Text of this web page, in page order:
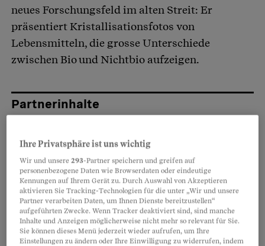
neues Forschungsfeld im alten Streit: Er
präsentiert Kristallisationsfotos von
Lebensmitteln, die grosse Unterschiede
zwischen Bio und Nichtbio aufzeigen.
Partnerinhalte
Ihre Privatsphäre ist uns wichtig
Wir und unsere293-Partner speichern und greifen auf
personenbezogene Daten wie Browserdaten oder eindeutige
Kennungen auf Ihrem Gerät zu. Durch Auswahl von Akzeptieren
aktivieren Sie Tracking-Technologien für die unter „Wir und unsere
Partner verarbeiten Daten, um Ihnen Dienste bereitzustellen“
aufgeführten Zwecke. Wenn Tracker deaktiviert sind, sind manche
Inhalte und Anzeigen möglicherweise nicht mehr so relevant für Sie.
Sie können dieses Menü jederzeit wieder aufrufen, um Ihre
Einstellungen zu ändern oder Ihre Einwilligung zu widerrufen, indem